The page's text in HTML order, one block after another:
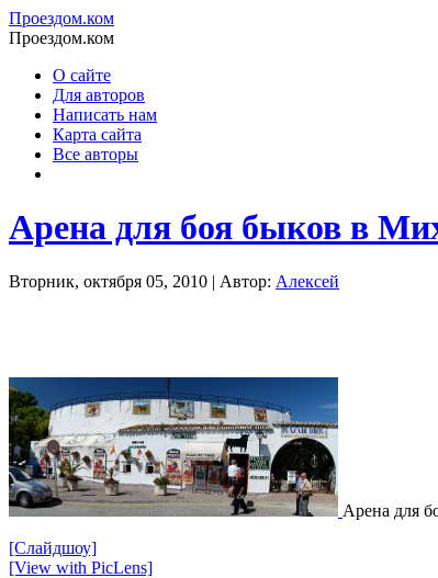
Проездом.ком
Проездом.ком
О сайте
Для авторов
Написать нам
Карта сайта
Все авторы
Арена для боя быков в
Вторник, октября 05, 2010 | Автор: Алексей
Арена для
[Слайдшоу]
[View with PicLens]